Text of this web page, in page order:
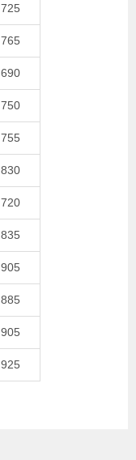
725
765
690
750
755
830
720
835
905
885
905
925